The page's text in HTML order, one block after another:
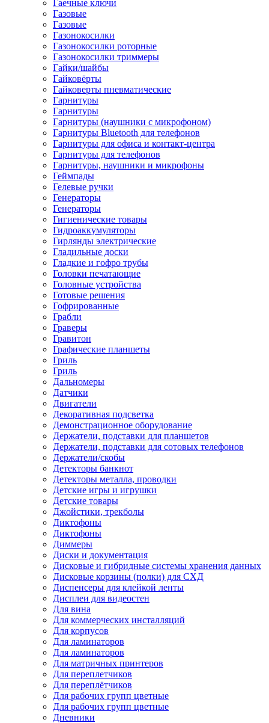
Гаечные ключи
Газовые
Газовые
Газонокосилки
Газонокосилки роторные
Газонокосилки триммеры
Гайки/шайбы
Гайковёрты
Гайковерты пневматические
Гарнитуры
Гарнитуры
Гарнитуры (наушники с микрофоном)
Гарнитуры Bluetooth для телефонов
Гарнитуры для офиса и контакт-центра
Гарнитуры для телефонов
Гарнитуры, наушники и микрофоны
Геймпады
Гелевые ручки
Генераторы
Генераторы
Гигиенические товары
Гидроаккумуляторы
Гирлянды электрические
Гладильные доски
Гладкие и гофро трубы
Головки печатающие
Головные устройства
Готовые решения
Гофрированные
Грабли
Граверы
Гравитон
Графические планшеты
Гриль
Гриль
Дальномеры
Датчики
Двигатели
Декоративная подсветка
Демонстрационное оборудование
Держатели, подставки для планшетов
Держатели, подставки для сотовых телефонов
Держатели/скобы
Детекторы банкнот
Детекторы металла, проводки
Детские игры и игрушки
Детские товары
Джойстики, трекболы
Диктофоны
Диктофоны
Диммеры
Диски и документация
Дисковые и гибридные системы хранения данных
Дисковые корзины (полки) для СХД
Диспенсеры для клейкой ленты
Дисплеи для видеостен
Для вина
Для коммерческих инсталляций
Для корпусов
Для ламинаторов
Для ламинаторов
Для матричных принтеров
Для переплетчиков
Для переплётчиков
Для рабочих групп цветные
Для рабочих групп цветные
Дневники